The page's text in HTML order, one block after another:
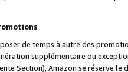
de temps à autre des
supplémentaire ou
Section), Amazon se réserve